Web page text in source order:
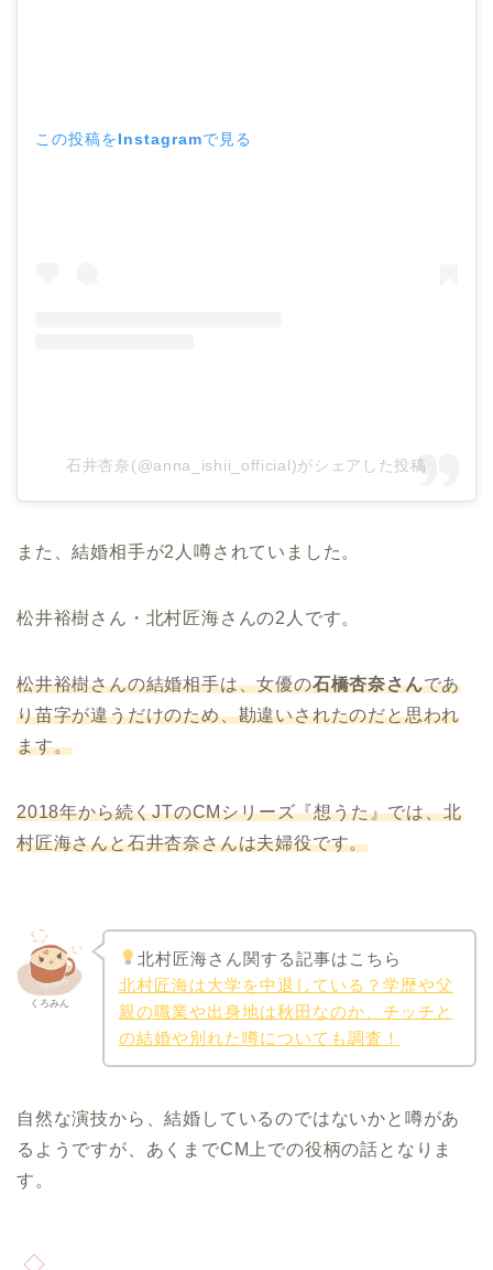
この投稿をInstagramで見る
石井杏奈(@anna_ishii_official)がシェアした投稿
また、結婚相手が2人噂されていました。
松井裕樹さん・北村匠海さんの2人です。
松井裕樹さんの結婚相手は、女優の石橋杏奈さんであ
り苗字が違うだけのため、勘違いされたのだと思われ
ます。
2018年から続くJTのCMシリーズ『想うた』では、北
村匠海さんと石井杏奈さんは夫婦役です。
くろみん
北村匠海さん関する記事はこちら
北村匠海は大学を中退している？学歴や父
親の職業や出身地は秋田なのか、チッチと
の結婚や別れた噂についても調査！
自然な演技から、結婚しているのではないかと噂があ
るようですが、あくまでCM上での役柄の話となりま
す。